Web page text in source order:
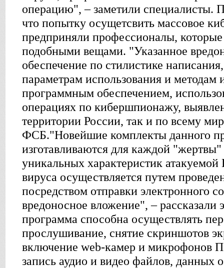
операцию", – заметили специалисты.
что попытку осущетсвить массовое
предприняли профессионалы,
подобными вещами. "Указанное
обеспечение по стилистике
параметрам использования и
программным обеспечением,
операциях по кибершпионажу,
территории России, так и по всему
ФСБ."Новейшие комплекты данного
изготавливаются для каждой
уникальных характеристик
вируса осуществляется путем
посредством отправки электронного
вредоносное вложение", – рассказали
программа способна осуществлять
прослушивание, снятие скриншотов
включение web-камер и микрофонов
запись аудио и видео файлов, данных